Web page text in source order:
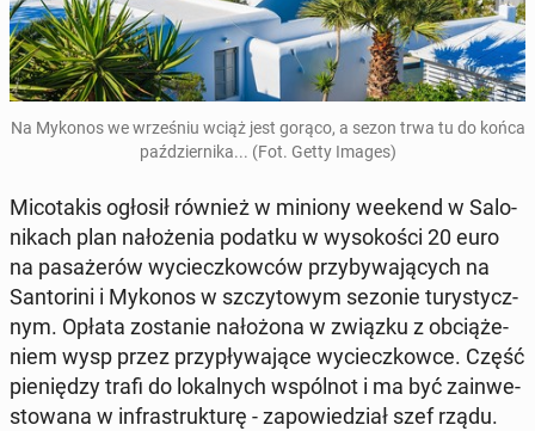
Na Mykonos we wrze­śniu wciąż jest gorąco, a sezon trwa tu do końca
paź­dzier­ni­ka... (Fot. Getty Images)
Mi­co­ta­kis ogłosił również w miniony weekend w Sa­lo­
ni­kach plan na­ło­że­nia podatku w wy­so­ko­ści 20 euro
na pa­sa­że­rów wy­ciecz­kow­ców przy­by­wa­ją­cych na
San­to­ri­ni i Mykonos w szczy­to­wym sezonie tu­ry­stycz­
nym. Opłata zo­sta­nie na­ło­żo­na w związku z ob­cią­że­
niem wysp przez przy­pły­wa­ją­ce wy­ciecz­kow­ce. Część
pie­nię­dzy trafi do lo­kal­nych wspól­not i ma być za­in­we­
sto­wa­na w in­fra­struk­tu­rę - za­po­wie­dział szef rządu.